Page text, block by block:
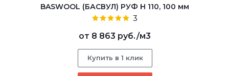
BASWOOL (БАСВУЛ) РУФ Н 110, 100 мм
3
от 8 863 руб./м3
Купить в 1 клик